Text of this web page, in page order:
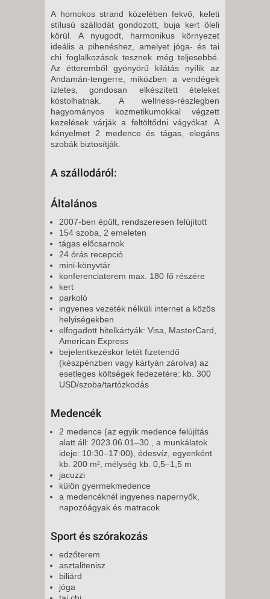
A homokos strand közelében fekvő, keleti
stílusú szállodát gondozott, buja kert öleli
körül. A nyugodt, harmonikus környezet
ideális a pihenéshez, amelyet jóga- és tai
chi foglalkozások tesznek még teljesebbé.
Az étteremből gyönyörű kilátás nyílik az
Andamán-tengerre, miközben a vendégek
ízletes, gondosan elkészített ételeket
kóstolhatnak. A wellness-részlegben
hagyományos kozmetikumokkal végzett
kezelések várják a feltöltődni vágyókat. A
kényelmet 2 medence és tágas, elegáns
szobák biztosítják.
A szállodáról:
Általános
2007-ben épült, rendszeresen felújított
154 szoba, 2 emeleten
tágas előcsarnok
24 órás recepció
mini-könyvtár
konferenciaterem max. 180 fő részére
kert
parkoló
ingyenes vezeték nélküli internet a közös
helyiségekben
elfogadott hitelkártyák: Visa, MasterCard,
American Express
bejelentkezéskor letét fizetendő
(készpénzben vagy kártyán zárolva) az
esetleges költségek fedezetére: kb. 300
USD/szoba/tartózkodás
Medencék
2 medence (az egyik medence felújítás
alatt áll: 2023.06.01–30., a munkálatok
ideje: 10:30–17:00), édesvíz, egyenként
kb. 200 m², mélység kb. 0,5–1,5 m
jacuzzi
külön gyermekmedence
a medencéknél ingyenes napernyők,
napozóágyak és matracok
Sport és szórakozás
edzőterem
asztalitenisz
biliárd
jóga